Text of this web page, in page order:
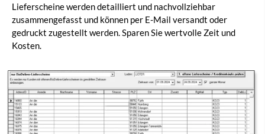
Lieferscheine werden detailliert und nachvollziehbar
zusammengefasst und können per E-Mail versandt oder
gedruckt zugestellt werden. Sparen Sie wertvolle Zeit und
Kosten.